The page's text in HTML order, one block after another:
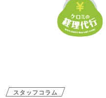
スタッフコラム